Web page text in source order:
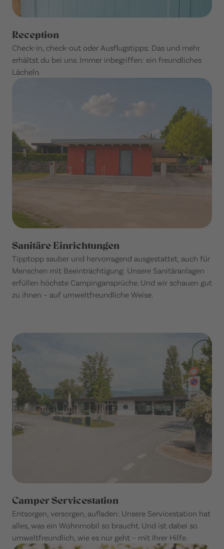
Reception
Check-in, check-out oder Ausflugstipps: Das und mehr
erhältst du bei uns. Immer inbegriffen: ein freundliches
Lächeln.
Sanitäre Einrichtungen
Tipptopp sauber und hervorragend ausgestattet, auch für
Menschen mit Beeinträchtigung: Unsere Sanitäranlagen
erfüllen höchste Campingansprüche. Und wir schauen gut
zu ihnen – auf umweltfreundliche Weise.
Camper Servicestation
Entsorgen, versorgen, aufladen: Unsere Servicestation hat
alles, was ein Wohnmobil so braucht. Und ist dabei so
umweltfreundlich, wie es nur geht – mit Ihrer Hilfe.